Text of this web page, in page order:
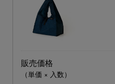
販売価格
（単価 × 入数）